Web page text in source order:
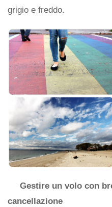
grigio e freddo.
Gestire un volo con
cancellazione